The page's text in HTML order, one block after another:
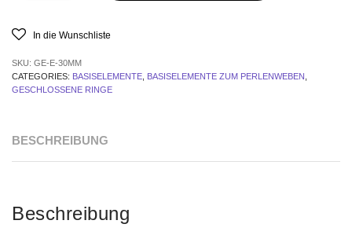
In die Wunschliste
SKU: GE-E-30MM
CATEGORIES: BASISELEMENTE BASISELEMENTE ZUM PERLENWEBEN
GESCHLOSSENE RINGE
BESCHREIBUNG
Beschreibung